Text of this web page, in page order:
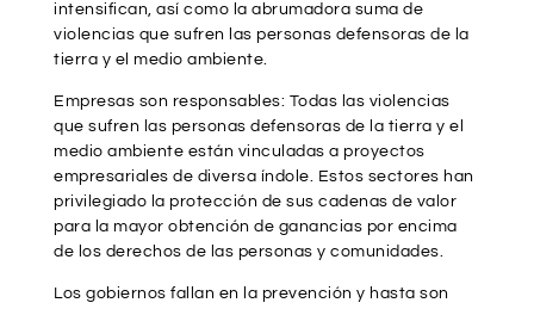
intensifican, así como la abrumadora suma de
violencias que sufren las personas defensoras de la
tierra y el medio ambiente.
Empresas son responsables: Todas las violencias
que sufren las personas defensoras de la tierra y el
medio ambiente están vinculadas a proyectos
empresariales de diversa índole. Estos sectores han
privilegiado la protección de sus cadenas de valor
para la mayor obtención de ganancias por encima
de los derechos de las personas y comunidades.
Los gobiernos fallan en la prevención y hasta son